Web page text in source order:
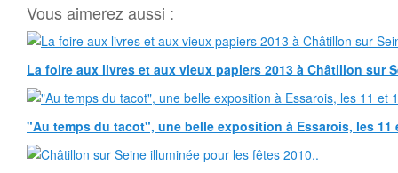
Vous aimerez aussi :
La foire aux livres et aux vieux papiers 2013 à Châtillon sur
"Au temps du tacot", une belle exposition à Essarois, les 11